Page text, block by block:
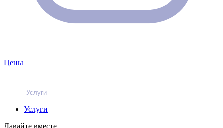
Цены
Услуги
Услуги
Давайте вместе